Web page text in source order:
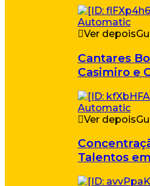
Ver depois
Cantares
Casimiro e
Ver depois
Talentos